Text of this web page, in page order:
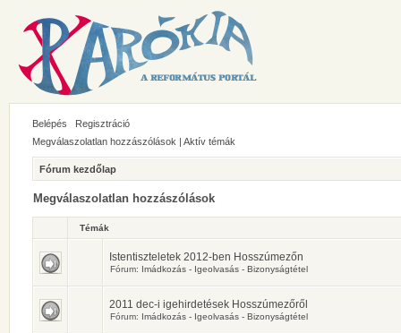
Belépés
Regisztráció
Megválaszolatlan hozzászólások | Aktív témák
Fórum kezdőlap
Megválaszolatlan hozzászólások
Témák
Istentiszteletek 2012-ben Hosszúmezőn
Fórum: Imádkozás - Igeolvasás - Bizonyságtétel
2011 dec-i igehirdetések Hosszúmezőről
Fórum: Imádkozás - Igeolvasás - Bizonyságtétel